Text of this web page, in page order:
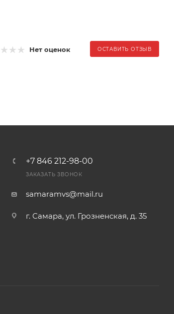
Нет оценок ОСТАВИТЬ ОТЗЫВ
+7 846 212-98-00
ЗАКАЗАТЬ ЗВОНОК
samaramvs@mail.ru
г. Самара, ул. Грозненская, д. 35